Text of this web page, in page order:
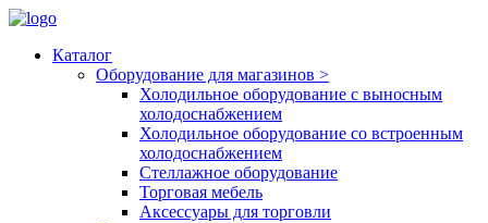
Каталог
Оборудование для магазинов >
Холодильное оборудование с выносным
холодоснабжением
Холодильное оборудование со встроенным
холодоснабжением
Стеллажное оборудование
Торговая мебель
Аксессуары для торговли